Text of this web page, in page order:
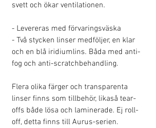
svett och ökar ventilationen.
- Levereras med förvaringsväska
- Två stycken linser medföljer, en klar
och en blå iridiumlins. Båda med anti-
fog och anti-scratchbehandling.
Flera olika färger och transparenta
linser finns som tillbehör, likaså tear-
offs både lösa och laminerade. Ej roll-
off, detta finns till Aurus-serien.